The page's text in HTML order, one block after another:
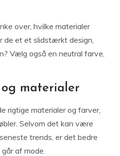
over, hvilke materialer
de et et slidstærkt design,
Vælg også en neutral farve,
materialer
rigtige materialer og farver,
Selvom det kan være
trends, er det bedre
af mode.